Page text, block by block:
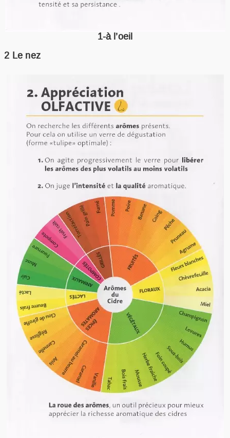
1-à l’oeil
2 Le nez